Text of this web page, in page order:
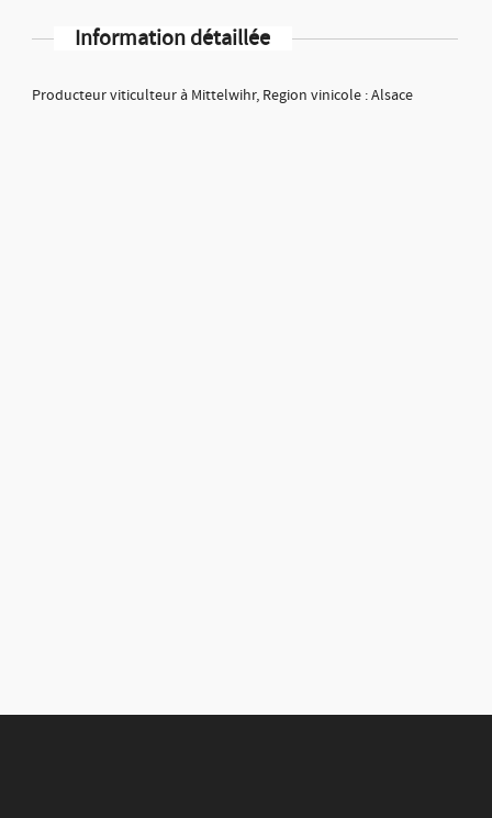
Information détaillée
Producteur viticulteur à Mittelwihr, Region vinicole : Alsace